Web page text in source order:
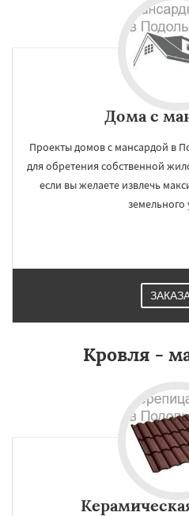
Дома с
Проекты домов с мансардой в
для обретения собственной
если вы желаете извлечь
земельного
Кровля -